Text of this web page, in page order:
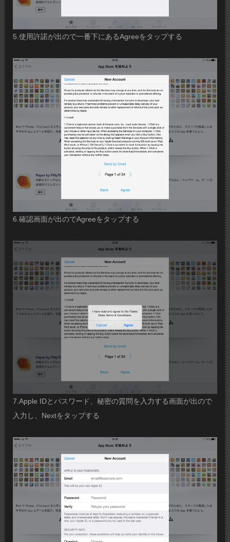
5.使用許諾が出ので一番下にあるAgreeをタップする
6.確認画面が出のでAgreeをタップする
7.Apple IDとパスワード、秘密の質問を入力する画面が出ので
入力し、Nextをタップする